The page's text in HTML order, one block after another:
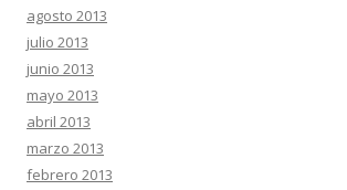
agosto 2013
julio 2013
junio 2013
mayo 2013
abril 2013
marzo 2013
febrero 2013